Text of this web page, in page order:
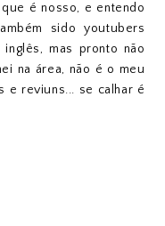
é nosso, e entendo
sido youtubers
mas pronto não
na área, não é o meu
e reviuns... se calhar é